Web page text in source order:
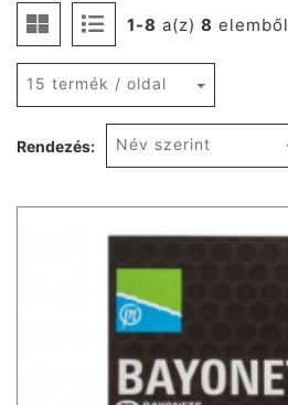
1-8 a(z) 8 elemből
15 termék / oldal
Rendezés: Név szerint